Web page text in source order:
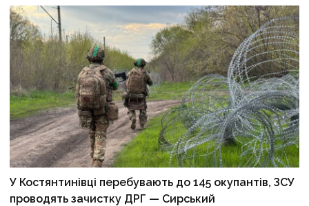
У Костянтинівці перебувають до 145 окупантів, ЗСУ
проводять зачистку ДРГ — Сирський